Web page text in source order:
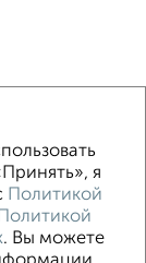
Без мебели
Ленина 97
я
Политикой
Политикой
. Вы можете